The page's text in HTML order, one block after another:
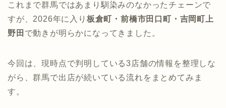
これまで群馬ではあまり馴染みのなかったチェーンで
すが、2026年に入り 板倉町・前橋市田口町・吉岡町上
野田 で動きが明らかになってきました。
今回は、現時点で判明している3店舗の情報を整理しな
がら、群馬で出店が続いている流れをまとめてみま
す。